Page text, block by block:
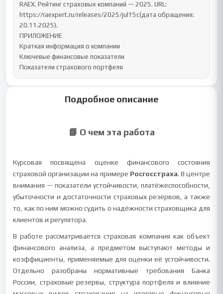
RAEX. Рейтинг страховых компаний — 2025. URL:
https://raexpert.ru/releases/2025/jul15c(дата обращения:
20.11.2025).
ПРИЛОЖЕНИЕ
Краткая информация о компании
Ключевые финансовые показатели
Показатели страхового портфеля
Подробное описание
📘 О чем эта работа
Курсовая посвящена оценке финансового состояния
страховой организации на примере Росгосстраха. В центре
внимания — показатели устойчивости, платёжеспособности,
убыточности и достаточности страховых резервов, а также
то, как по ним можно судить о надёжности страховщика для
клиентов и регулятора.
В работе рассматривается страховая компания как объект
финансового анализа, а предметом выступают методы и
коэффициенты, применяемые для оценки её устойчивости.
Отдельно разобраны нормативные требования Банка
России, страховые резервы, структура портфеля и влияние